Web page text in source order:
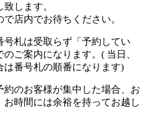
します。
店内でお待ちください。
号札は受取らず「予約してい
のご案内になります。( 当日、
番号札の順番になります)
約のお客様が集中した場合、お
時間には余裕を持ってお越し